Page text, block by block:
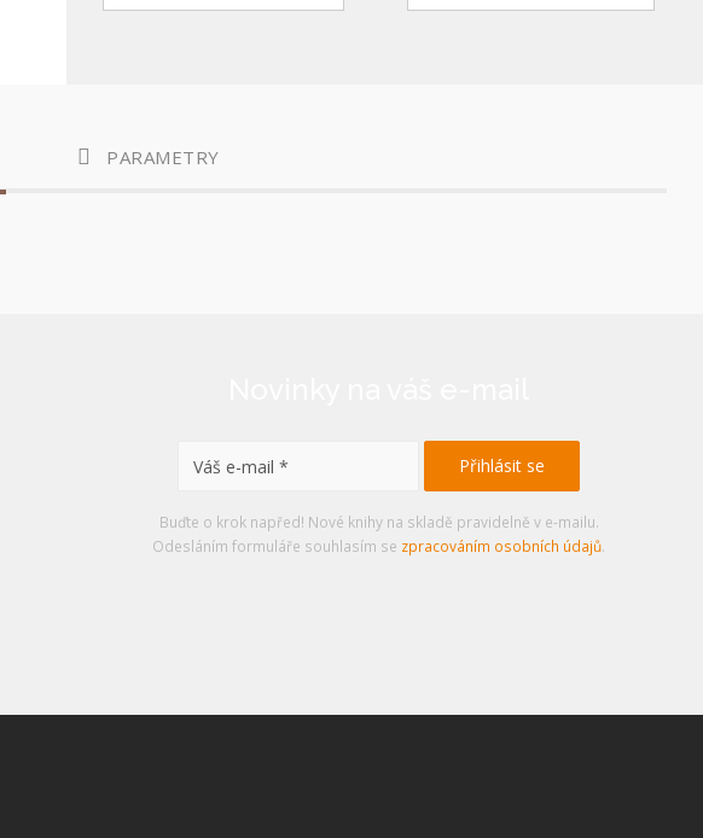
PARAMETRY
Buďte o krok napřed! Nové knihy na skladě pravidelně v e-mailu.
Odesláním formuláře souhlasím se zpracováním osobních údajů.